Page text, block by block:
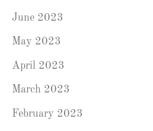
June 2023
May 2023
April 2023
March 2023
February 2023